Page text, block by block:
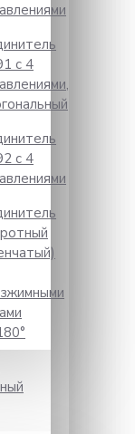
с 4
с 4